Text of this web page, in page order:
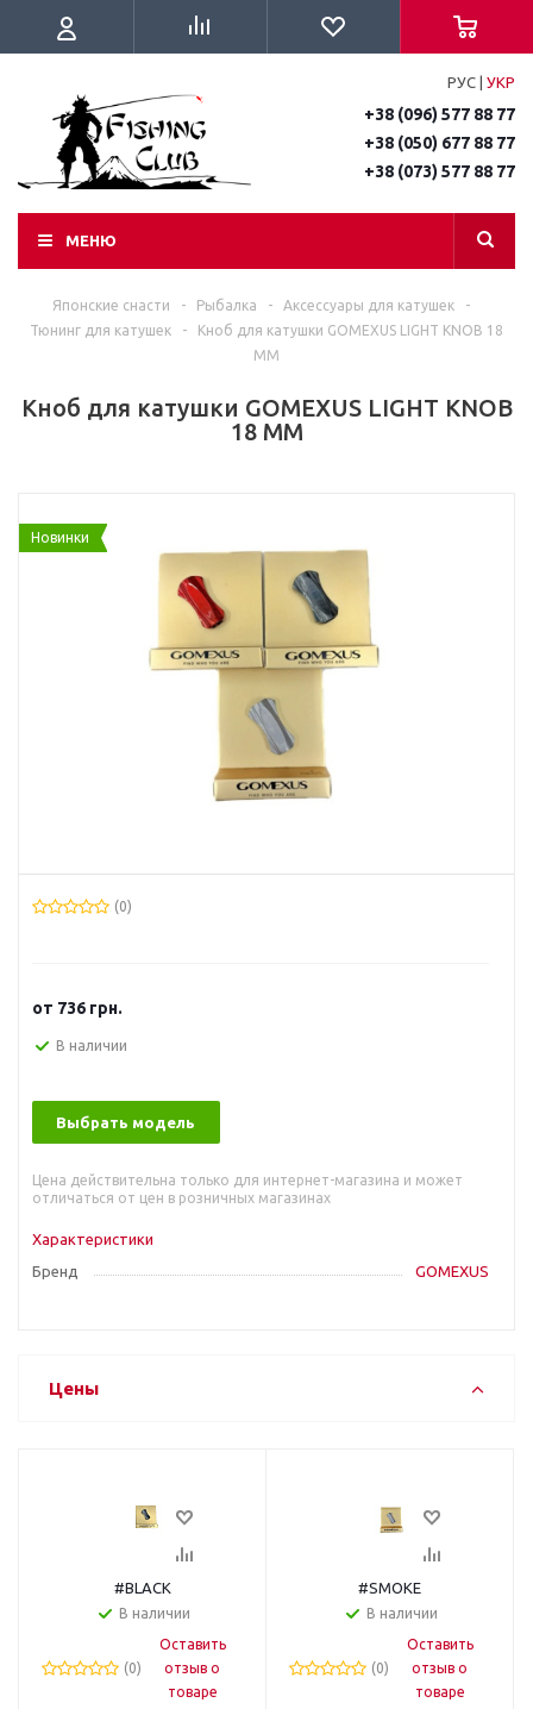
РУС УКР
+38 (096) 577 88 77
+38 (050) 677 88 77
+38 (073) 577 88 77
МЕНЮ
Японские снасти - Рыбалка - Аксессуары для катушек
-
Тюнинг для катушек
-
Кноб для катушки GOMEXUS LIGHT KNOB 18
MM
Кноб для катушки GOMEXUS LIGHT KNOB
18 MM
Новинки
(0)
от 736 грн.
В наличии
Выбрать модель
Цена действительна только для интернет-магазина и может
отличаться от цен в розничных магазинах
Характеристики
Бренд
GOMEXUS
Цены
#BLACK
В наличии
(0)
Оставить
отзыв о
товаре
#SMOKE
В наличии
(0)
Оставить
отзыв о
товаре